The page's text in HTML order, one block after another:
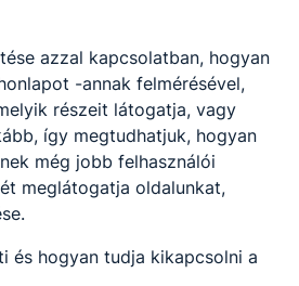
1092
azzal kapcsolatban, hogyan
-annak felmérésével,
részeit látogatja, vagy
így megtudhatjuk, hogyan
még jobb felhasználói
meglátogatja oldalunkat,
és hogyan tudja kikapcsolni a